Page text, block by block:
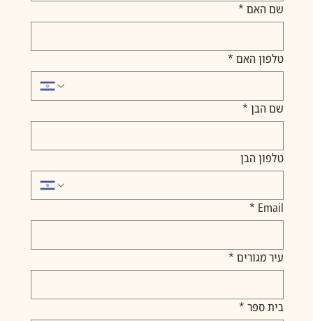
שם האם *
טלפון האם *
שם הבן *
טלפון הבן
Email
*
עיר מגורים *
בית ספר *